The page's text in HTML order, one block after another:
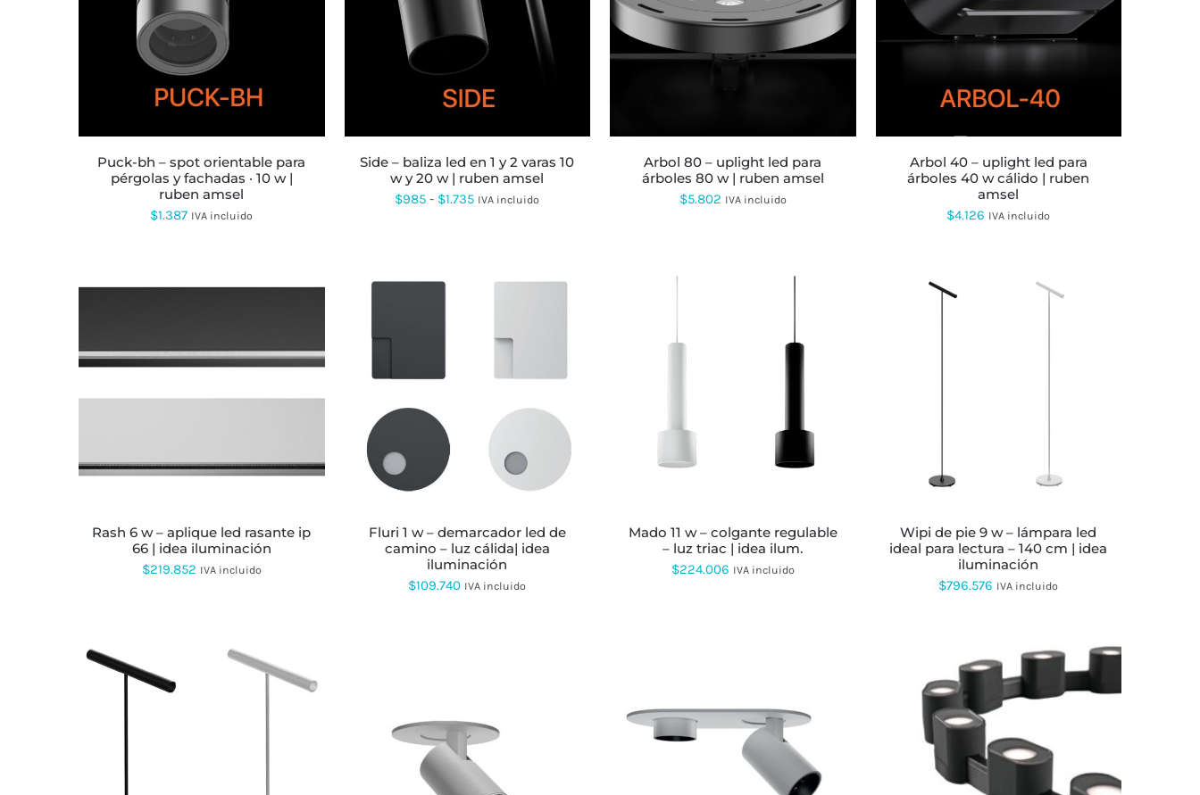
puck-bh – spot orientable para
pérgolas y fachadas · 10 w |
ruben amsel
$1.387 IVA incluido
ESTE
PRODUCTO
TIENE
MÚLTIPLES
LAS
OPCIONES
ELEGIR
EN
LA
PÁGINA
side – baliza led en 1 y 2 varas 10
w y 20 w | ruben amsel
$985 - $1.735Rango
$1.735
IVA incluido
arbol 80 – uplight led para
árboles 80 w | ruben amsel
$5.802 IVA incluido
arbol 40 – uplight led para
árboles 40 w cálido | ruben
amsel
$4.126 IVA incluido
PRODUCTO
LAS
OPCIONES
ELEGIR
EN
PÁGINA
rash 6 w – aplique led rasante ip
66 | idea iluminación
$219.852 IVA incluido
MÚLTIPLES
VARIANTES.
OPCIONES
ELEGIR
EN
LA
PÁGINA
DE
fluri 1 w – demarcador led de
camino – luz cálida| idea
iluminación
$109.740 IVA incluido
MÚLTIPLES
VARIANTES.
ELEGIR
EN
LA
PÁGINA
mado 11 w – colgante regulable
– luz triac | idea ilum.
$224.006 IVA incluido
OPCIONES
ELEGIR
EN
LA
PÁGINA
DE
wipi de pie 9 w – lámpara led
ideal para lectura – 140 cm | idea
iluminación
$796.576 IVA incluido
ESTE
PRODUCTO
ESTE
PRODUCTO
ESTE